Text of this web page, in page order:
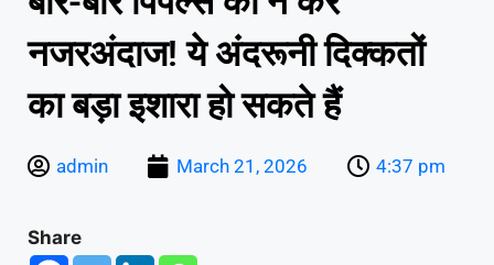
नजरअंदाज! ये अंदरूनी दिक्कतों
का बड़ा इशारा हो सकते हैं
admin March 21, 2026 4:37 pm
Share